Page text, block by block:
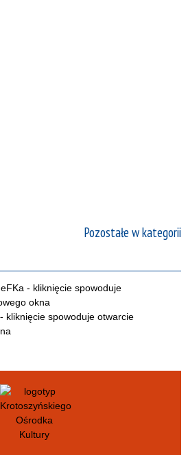
Pozostałe w kategorii